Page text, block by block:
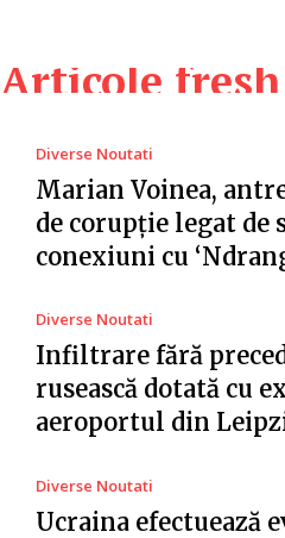
Articole fresh
Diverse Noutati
Marian Voinea,
de corupție legat
conexiuni cu
Diverse Noutati
Infiltrare fără
rusească dotată cu
aeroportul din
Diverse Noutati
Ucraina efectuează